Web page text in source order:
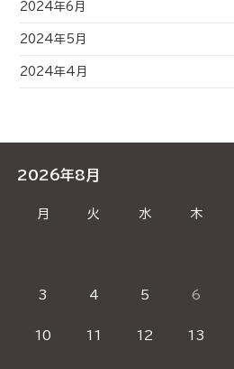
2024年6月
2024年5月
2024年4月
2026年8月
月 火 水 木
3 4 5 6
10 11 12 13